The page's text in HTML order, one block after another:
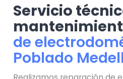
Servicio
de
Poblado